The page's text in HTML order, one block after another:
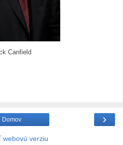
Canfield
›
Domov
webovú verziu